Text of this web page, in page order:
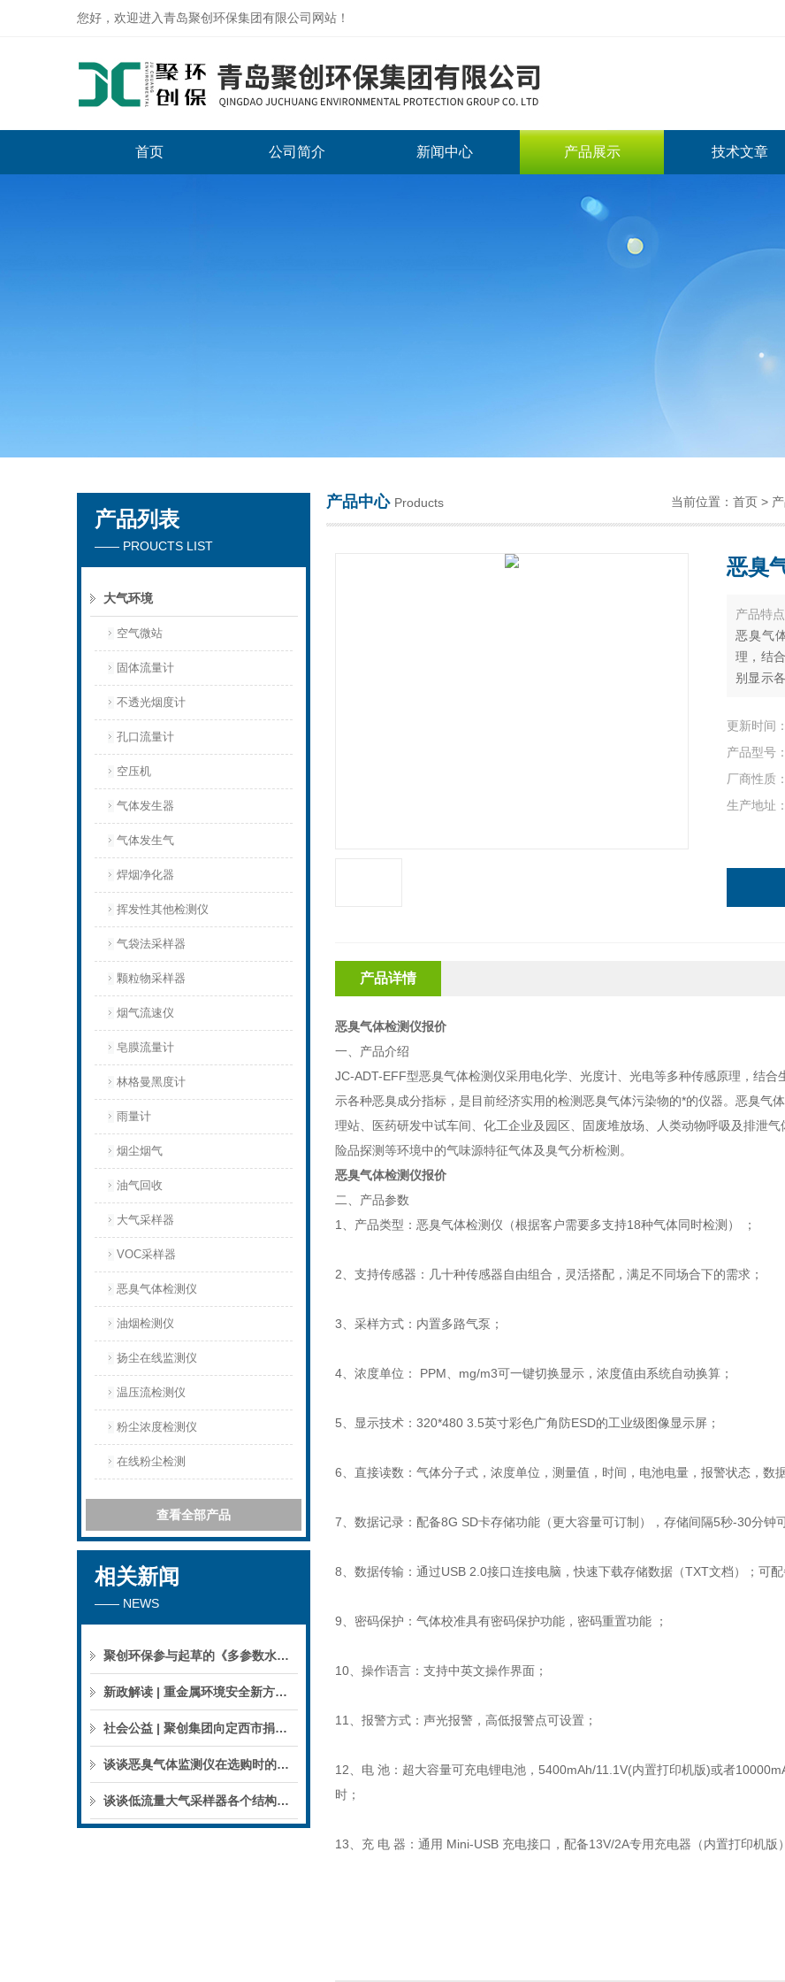
您好，欢迎进入青岛聚创环保集团有限公司网站！
首页 公司简介 新闻中心 产品展示 技术文章
产品列表
—— PROUCTS LIST
大气环境
空气微站
固体流量计
不透光烟度计
孔口流量计
空压机
气体发生器
气体发生气
焊烟净化器
挥发性其他检测仪
气袋法采样器
颗粒物采样器
烟气流速仪
皂膜流量计
林格曼黑度计
雨量计
烟尘烟气
油气回收
大气采样器
VOC采样器
恶臭气体检测仪
油烟检测仪
扬尘在线监测仪
温压流检测仪
粉尘浓度检测仪
在线粉尘检测
查看全部产品
相关新闻
—— NEWS
聚创环保参与起草的《多参数水质分析仪》团标正式公布，促进国产仪器创新升级
新政解读 | 重金属环境安全新方案来了，聚焦5省21市！
社会公益 | 聚创集团向定西市捐赠检验检测仪器设备
谈谈恶臭气体监测仪在选购时的建议和指南
谈谈低流量大气采样器各个结构的特点
产品中心 Products 当前位置： 首页 >
恶臭
产品特点
恶臭气
理，结
别显示
更新时间：
产品型号：
厂商性质：
生产地址：
产品详情
恶臭气体检测仪报价
一、产品介绍
JC-ADT-EFF型恶臭气体检测仪采用电化学、光度计、光电等多种传感原理，结
示各种恶臭成分指标，是目前经济实用的检测恶臭气体污染物的*的仪器。恶臭气
理站、医药研发中试车间、化工企业及园区、固废堆放场、人类动物呼吸及排泄
险品探测等环境中的气味源特征气体及臭气分析检测。
恶臭气体检测仪报价
二、产品参数
1、产品类型：恶臭气体检测仪（根据客户需要多支持18种气体同时检测） ；
2、支持传感器：几十种传感器自由组合，灵活搭配，满足不同场合下的需求；
3、采样方式：内置多路气泵；
4、浓度单位： PPM、mg/m3可一键切换显示，浓度值由系统自动换算；
5、显示技术：320*480 3.5英寸彩色广角防ESD的工业级图像显示屏；
6、直接读数：气体分子式，浓度单位，测量值，时间，电池电量，报警状态，数
7、数据记录：配备8G SD卡存储功能（更大容量可订制），存储间隔5秒-30分钟
8、数据传输：通过USB 2.0接口连接电脑，快速下载存储数据（TXT文档）；可
9、密码保护：气体校准具有密码保护功能，密码重置功能 ；
10、操作语言：支持中英文操作界面；
11、报警方式：声光报警，高低报警点可设置；
12、电 池：超大容量可充电锂电池，5400mAh/11.1V(内置打印机版)或者
时；
13、充 电 器：通用 Mini-USB 充电接口，配备13V/2A专用充电器（内置打印机版